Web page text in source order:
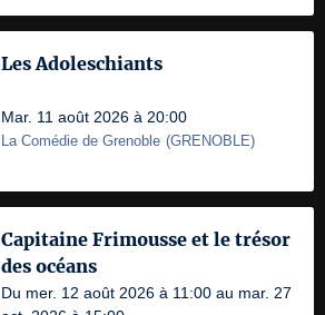
Les Adoleschiants
Mar. 11 août 2026 à 20:00
La Comédie de Grenoble (GRENOBLE)
Capitaine Frimousse et le trésor
des océans
Du mer. 12 août 2026 à 11:00 au mar. 27